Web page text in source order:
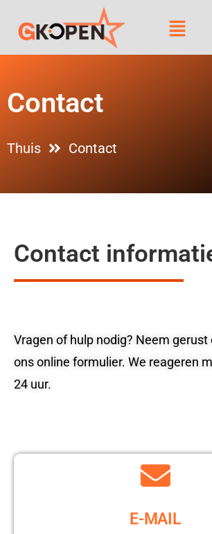
Contact
Thuis Contact
Contact
Vragen of hulp nodig? Neem gerust
ons online formulier. We reageren
24 uur.
E-MAIL